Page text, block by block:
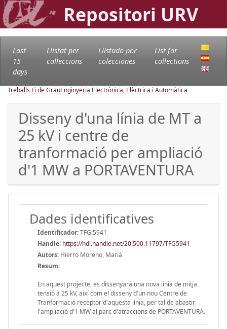
Repositori URV
Last
15
days
Llistat per
col·leccions
Llistado por
colecciones
List for
collections
Treballs Fi de GrauEnginyeria Electrònica, Elèctrica i Automàtica
Disseny d'una línia de MT a
25 kV i centre de
tranformació per ampliació
d'1 MW a PORTAVENTURA
Dades identificatives
Identificador:TFG:5941
Handle: https://hdl.handle.net/20.500.11797/TFG5941
Autors: Hierro Moreno, Marià
Resum:
En aquest projecte, es dissenyarà una nova línia de mitja
tensió a 25 kV, així com el disseny d'un nou Centre de
Tranformació receptor d'aquesta línia, per tal de abastir
l'ampliació d'1 MW al parc d'atraccions de PORTAVENTURA.